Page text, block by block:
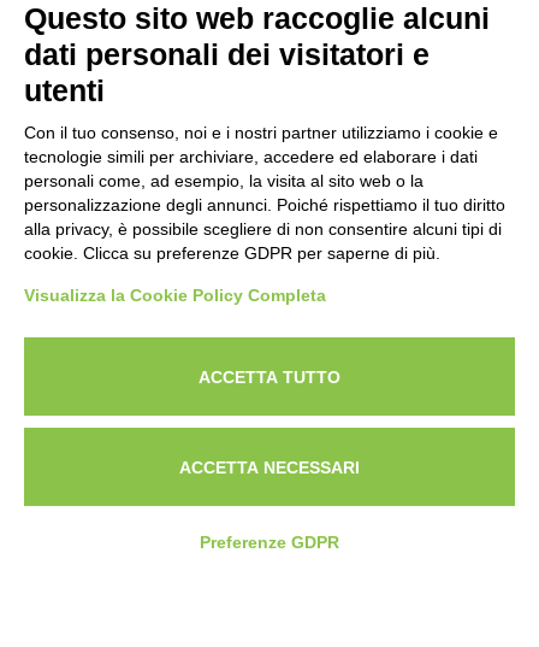
Codice Fiscale: 80009310303
Powered byANAPRI Webmaster
Questo sito web raccoglie alcuni
dati personali dei visitatori e
utenti
Con il tuo consenso, noi e i nostri partner utilizziamo i cookie e
tecnologie simili per archiviare, accedere ed elaborare i dati
personali come, ad esempio, la visita al sito web o la
personalizzazione degli annunci. Poiché rispettiamo il tuo diritto
alla privacy, è possibile scegliere di non consentire alcuni tipi di
cookie. Clicca su preferenze GDPR per saperne di più.
Visualizza la Cookie Policy Completa
ACCETTA TUTTO
ACCETTA NECESSARI
Preferenze GDPR